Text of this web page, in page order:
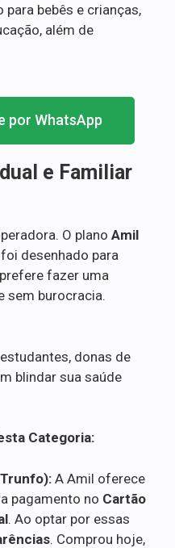
bebês e crianças,
além de
por WhatsApp
e Familiar
O plano Amil
foi desenhado para
fazer uma
sem burocracia.
donas de
blindar sua saúde
Categoria:
A Amil oferece
pagamento no Cartão
. Ao optar por essas
. Comprou hoje,